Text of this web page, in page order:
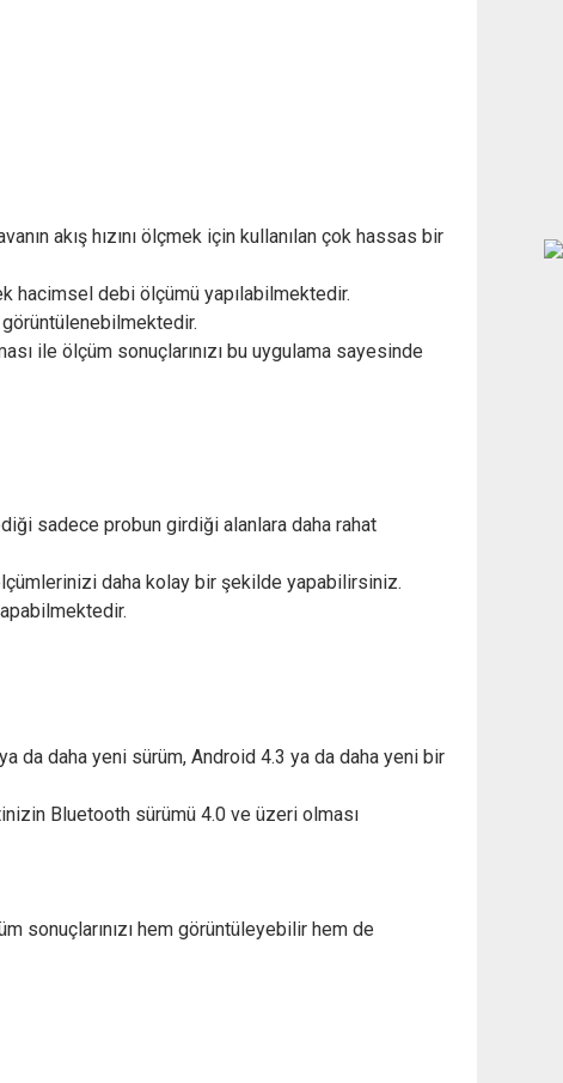
akış hızını ölçmek için kullanılan çok hassas bir
hacimsel debi ölçümü yapılabilmektedir.
görüntülenebilmektedir.
ile ölçüm sonuçlarınızı bu uygulama sayesinde
sadece probun girdiği alanlara daha rahat
daha kolay bir şekilde yapabilirsiniz.
da daha yeni sürüm, Android 4.3 ya da daha yeni bir
Bluetooth sürümü 4.0 ve üzeri olması
sonuçlarınızı hem görüntüleyebilir hem de